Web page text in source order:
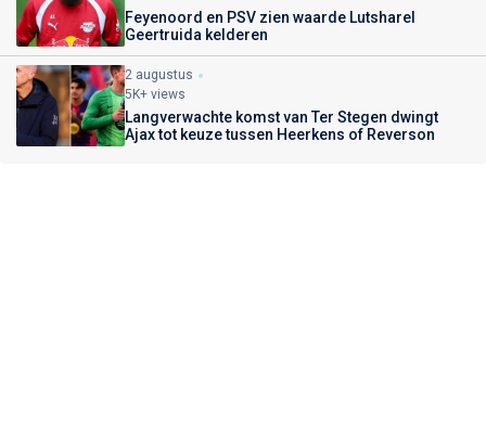
Feyenoord en PSV zien waarde Lutsharel
Geertruida kelderen
2 augustus
5K+ views
Langverwachte komst van Ter Stegen dwingt
Ajax tot keuze tussen Heerkens of Reverson